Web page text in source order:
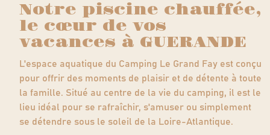
Notre piscine chauffée,
le cœur de vos
vacances à GUERANDE
L'espace aquatique du Camping Le Grand Fay est conçu
pour offrir des moments de plaisir et de détente à toute
la famille. Situé au centre de la vie du camping, il est le
lieu idéal pour se rafraîchir, s'amuser ou simplement
se détendre sous le soleil de la Loire-Atlantique.